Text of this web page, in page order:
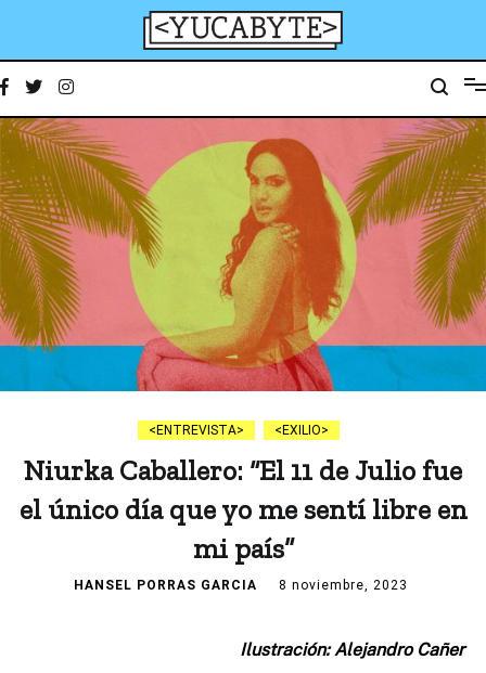
YucaByte
ENTREVISTA EXILIO
Niurka Caballero: “El 11 de Julio fue
el único día que yo me sentí libre en
mi país”
HANSEL PORRAS GARCIA 8 noviembre, 2023
Ilustración: Alejandro Cañer